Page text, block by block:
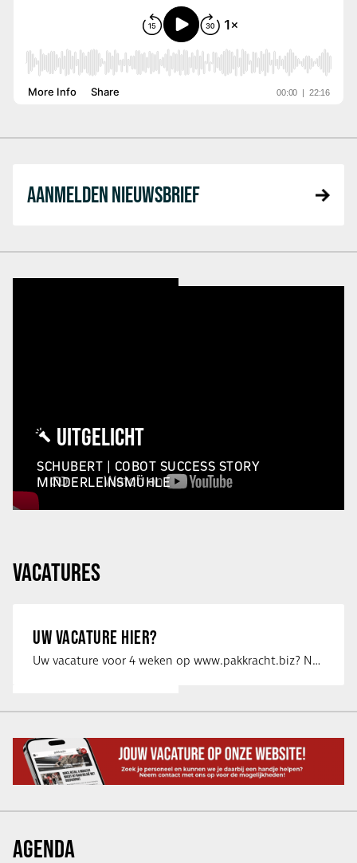
AANMELDEN NIEUWSBRIEF
UITGELICHT
SCHUBERT | COBOT SUCCESS STORY
MINDERLEINSMÜHLE
VACATURES
UW VACATURE HIER?
Uw vacature voor 4 weken op www.pakkracht.biz? Neem dan contact op met Yannick van …
AGENDA